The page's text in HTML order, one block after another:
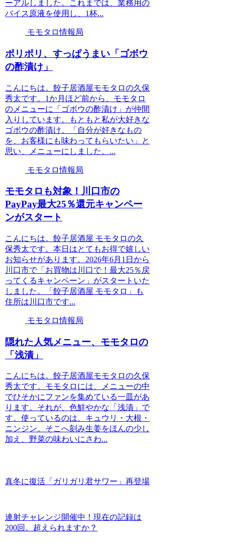
ーアルしました。これまでは、業務用の
バイス原液を使用し、1杯...
モモタロ情報局
ポリポリ、すっぱうまい「ゴボウ
の酢漬け」
こんにちは。餃子居酒屋モモタロの久保
秀太です。1か月ほど前から、モモタロ
のメニューに「ゴボウの酢漬け」が仲間
入りしています。もともと私が大好きな
ゴボウの酢漬け。「自分が好きなもの
を、お客様にも味わってもらいたい」と
思い、メニューにしました。...
モモタロ情報局
モモタロも対象！川口市の
PayPay最大25％還元キャンペー
ンがスタート
こんにちは。餃子居酒屋 モモタロの久
保秀太です。本日はとてもお得で嬉しい
お知らせがあります。2026年6月1日から
川口市で「お買物は川口で！最大25％戻
ってくるキャンペーン」がスタートいた
しました。「餃子居酒屋 モモタロ」も
住所は川口市です...
モモタロ情報局
隠れた人気メニュー、モモタロの
「浅漬」
こんにちは。餃子居酒屋モモタロの久保
秀太です。モモタロには、メニューの中
でひそかにファンを集めている一皿があ
ります。それが、色鮮やかな「浅漬」で
す。使っているのは、キュウリ・大根・
ニンジン。そこへ刻み生姜をほんの少し
加え、野菜の味わいにさわ...
真冬に復活「ガリガリ君サワー」再登場
連射チャレンジ開催中！現在の記録は
200回。超えられますか？